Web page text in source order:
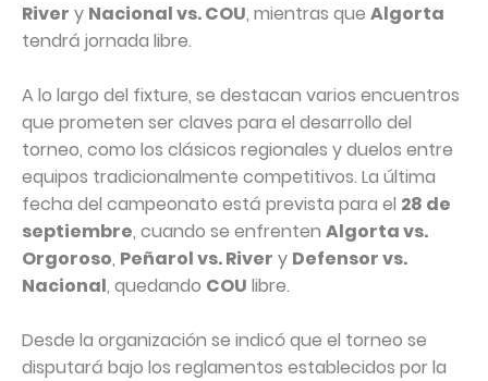
River y Nacional vs. COU, mientras que Algorta
tendrá jornada libre.
A lo largo del fixture, se destacan varios encuentros
que prometen ser claves para el desarrollo del
torneo, como los clásicos regionales y duelos entre
equipos tradicionalmente competitivos. La última
fecha del campeonato está prevista para el 28 de
septiembre, cuando se enfrenten Algorta vs.
Orgoroso, Peñarol vs. River y Defensor vs.
Nacional, quedando COU libre.
Desde la organización se indicó que el torneo se
disputará bajo los reglamentos establecidos por la